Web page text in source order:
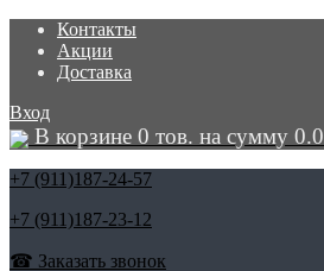
Контакты
Акции
Доставка
Вход
В корзине 0 тов. на сумму
+7 (911)187-24-57
+7 (911)187-23-12
☎ Заказать звонок